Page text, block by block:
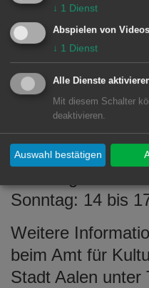
können auch
in der
Galerie im
30, 73430 Aalen
Öffnungszeiten:
Montag bis
Donnerstag: 14
Sonntag: 14 bis
Weitere
beim Amt für
Stadt Aalen unter
↓ 1 Dienst
Abspielen von Videos
↓ 1 Dienst
Alle Dienste
Mit diesem Schalter
deaktivieren.
Auswahl bestätigen